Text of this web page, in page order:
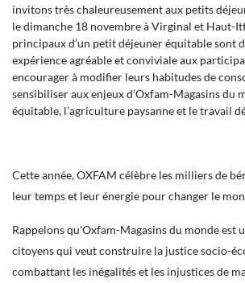
invitons très chaleureusement aux petits
le dimanche 18 novembre à Virginal et Haut-
principaux d’un petit déjeuner équitable sont
expérience agréable et conviviale aux
encourager à modifier leurs habitudes de
sensibiliser aux enjeux d’Oxfam-Magasins du
équitable, l’agriculture paysanne et le travail
Cette année, OXFAM célèbre les milliers de
leur temps et leur énergie pour changer le
Rappelons qu'Oxfam-Magasins du monde est
citoyens qui veut construire la justice socio-
combattant les inégalités et les injustices de